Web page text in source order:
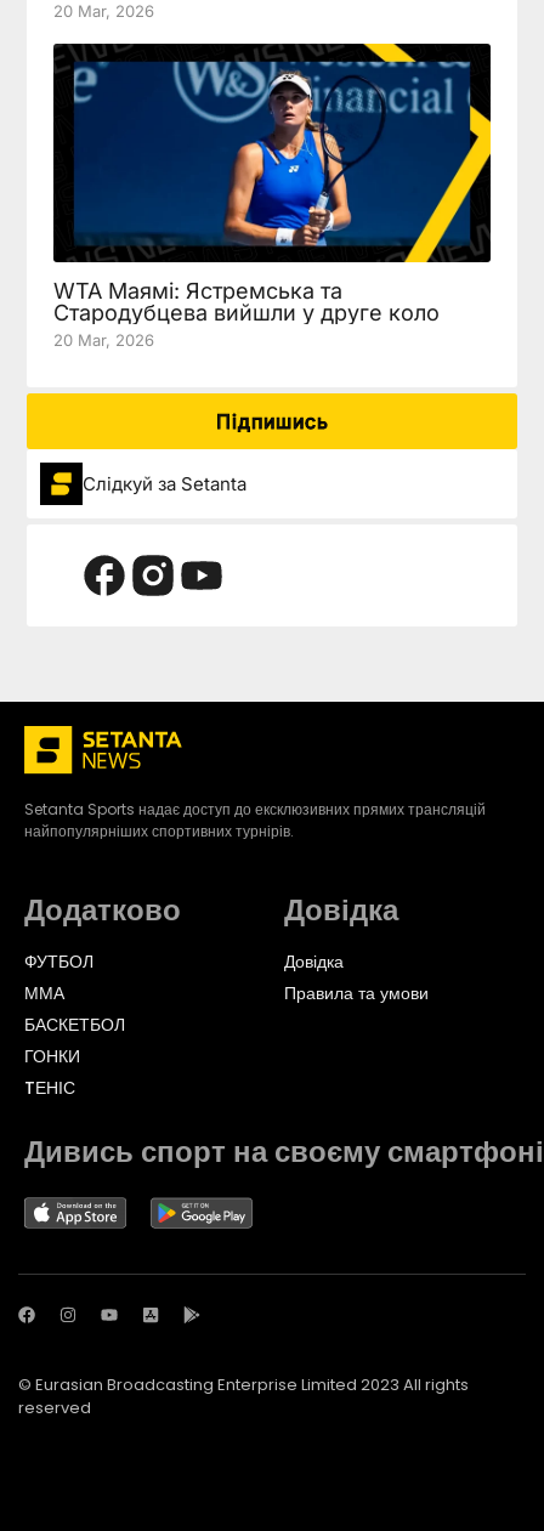
20 Mar, 2026
WTA Маямі: Ястремська та
Стародубцева вийшли у друге коло
20 Mar, 2026
Підпишись
Слідкуй за Setanta
Setanta Sports надає доступ до ексклюзивних прямих трансляцій
найпопулярніших спортивних турнірів.
Додатково
ФУТБОЛ
ММА
БАСКЕТБОЛ
ГОНКИ
TЕНІС
Довідка
Довідка
Правила та умови
Дивись спорт на своєму смартфоні
© Eurasian Broadcasting Enterprise Limited 2023 All rights
reserved